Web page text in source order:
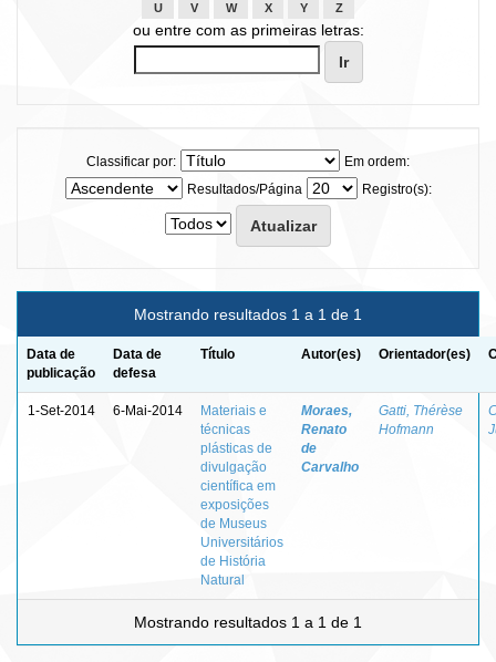
U
V W X Y Z
ou entre com as primeiras letras:
Classificar por:
Em ordem:
Resultados/Página
Registro(s):
Mostrando resultados 1 a 1 de 1
Data de
publicação
Data de
defesa
Título Autor(es) Orientador(es)
1-Set-2014 6-Mai-2014
Materiais e
técnicas
plásticas de
divulgação
científica em
exposições
de Museus
Universitários
de História
Natural
Moraes,
Renato
de
Carvalho
Gatti, Thérèse
Hofmann
Mostrando resultados 1 a 1 de 1